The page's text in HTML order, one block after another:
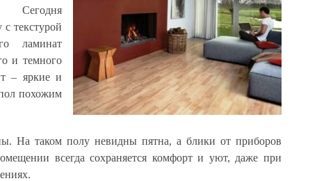
Сегодня
с текстурой
ламинат
и темного
– яркие и
похожим
На таком полу невидны пятна, а блики от приборов
всегда сохраняется комфорт и уют, даже при